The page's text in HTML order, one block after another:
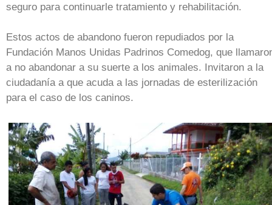
seguro para continuarle tratamiento y rehabilitación.
Estos actos de abandono fueron repudiados por la
Fundación Manos Unidas Padrinos Comedog, que
a no abandonar a su suerte a los animales. Invitaron a la
ciudadanía a que acuda a las jornadas de esterilización
para el caso de los caninos.